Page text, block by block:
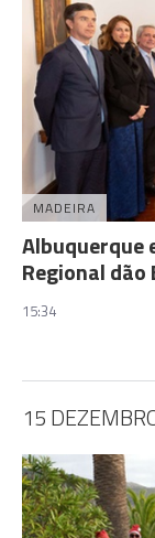
MADEIRA
Albuquerque
Regional dão
15:34
15